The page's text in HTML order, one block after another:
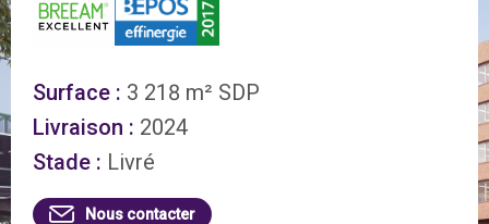
Surface : 3 218 m² SDP
Livraison : 2024
Stade : Livré
Nous contacter